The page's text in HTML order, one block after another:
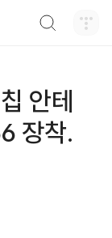
안테
장착.